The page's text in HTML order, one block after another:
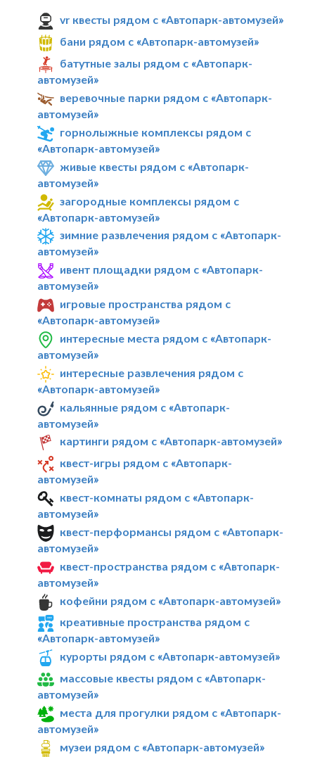
vr квесты рядом с «Автопарк-автомузей»
бани рядом с «Автопарк-автомузей»
батутные залы рядом с «Автопарк-
автомузей»
веревочные парки рядом с «Автопарк-
автомузей»
горнолыжные комплексы рядом с
«Автопарк-автомузей»
живые квесты рядом с «Автопарк-
автомузей»
загородные комплексы рядом с
«Автопарк-автомузей»
зимние развлечения рядом с «Автопарк-
автомузей»
ивент площадки рядом с «Автопарк-
автомузей»
игровые пространства рядом с
«Автопарк-автомузей»
интересные места рядом с «Автопарк-
автомузей»
интересные развлечения рядом с
«Автопарк-автомузей»
кальянные рядом с «Автопарк-
автомузей»
картинги рядом с «Автопарк-автомузей»
квест-игры рядом с «Автопарк-
автомузей»
квест-комнаты рядом с «Автопарк-
автомузей»
квест-перформансы рядом с «Автопарк-
автомузей»
квест-пространства рядом с «Автопарк-
автомузей»
кофейни рядом с «Автопарк-автомузей»
креативные пространства рядом с
«Автопарк-автомузей»
курорты рядом с «Автопарк-автомузей»
массовые квесты рядом с «Автопарк-
автомузей»
места для прогулки рядом с «Автопарк-
автомузей»
музеи рядом с «Автопарк-автомузей»